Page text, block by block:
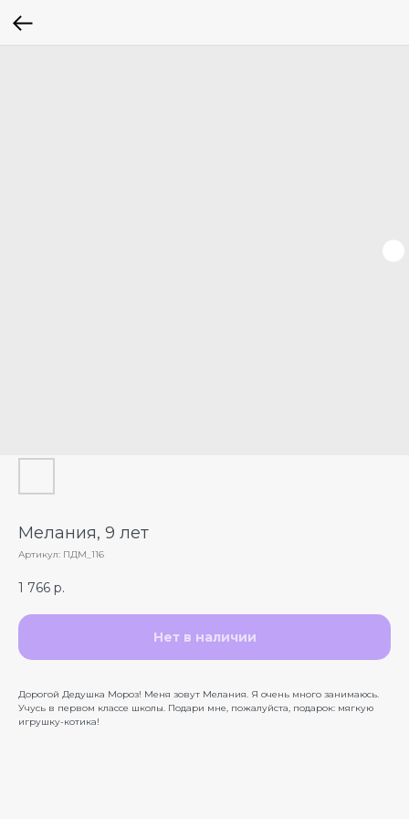
Мелания, 9 лет
Артикул: ПДМ_116
1 766 р.
Нет в наличии
Дорогой Дедушка Мороз! Меня зовут Мелания. Я очень много занимаюсь.
Учусь в первом классе школы. Подари мне, пожалуйста, подарок: мягкую
игрушку-котика!